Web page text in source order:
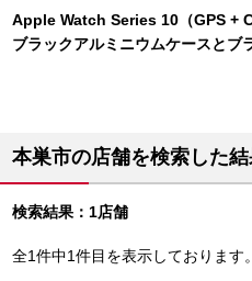
Apple Watch Series 10（GPS +
ブラックアルミニウムケースとブ
本巣市の店舗を検索した
検索結果：1店舗
全1件中1件目を表示しております